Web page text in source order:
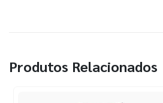
Produtos Relacionados